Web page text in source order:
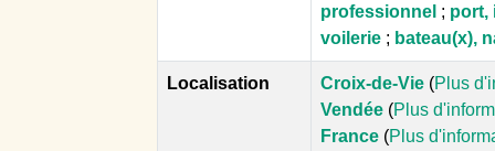
professionnel ; port,
voilerie ; bateau(x),
Localisation Croix-de-Vie (Plus
Vendée (Plus
France (Plus